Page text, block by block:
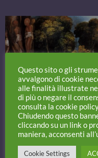
Questo sito o gli
avvalgono di cookie
alle finalità illustrate
di più o negare il
consulta la cookie
Chiudendo questo
cliccando su un link o
maniera, acconsenti
Cookie Settings